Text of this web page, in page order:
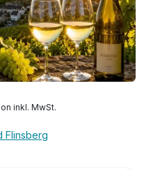
inkl. MwSt.
Flinsberg